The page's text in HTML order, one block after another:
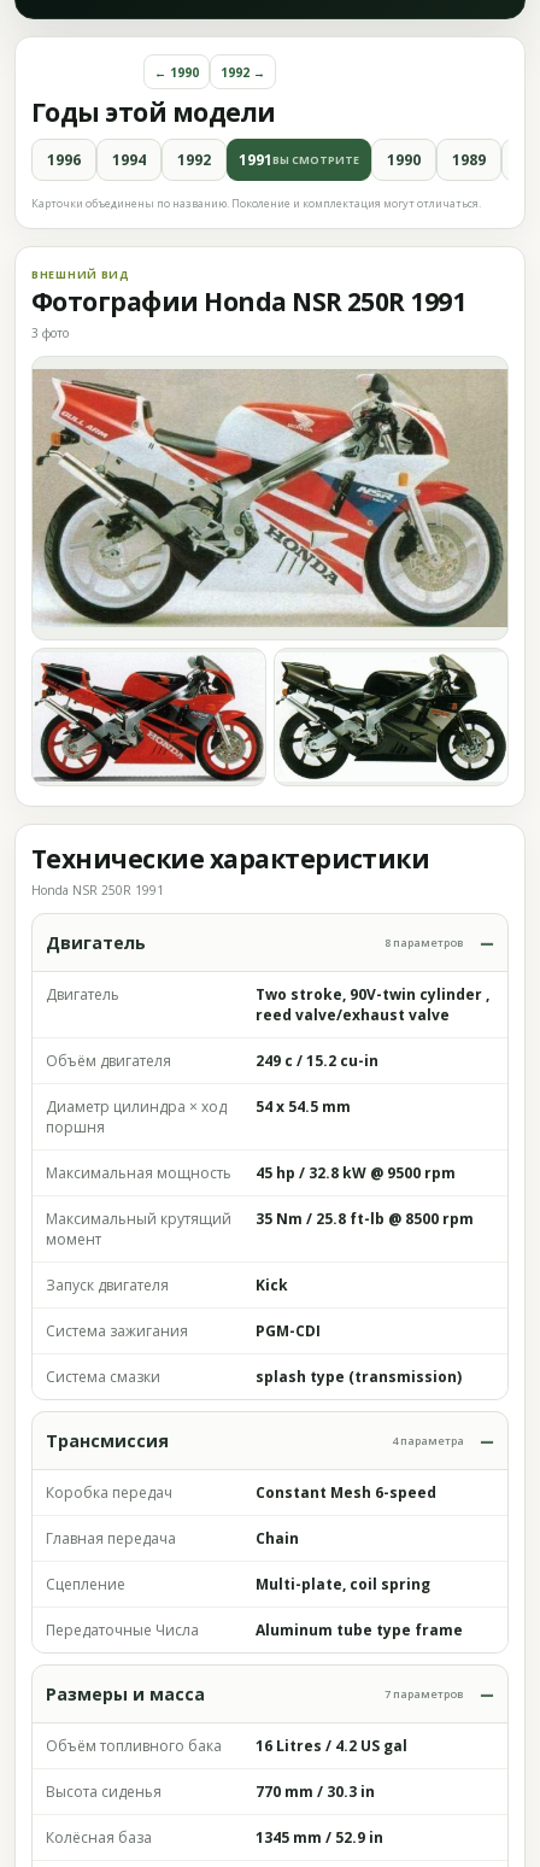
Годы этой модели
← 1990 1992 →
1996 1994 1992 1991ВЫ СМОТРИТЕ 1990 1989
Карточки объединены по названию. Поколение и комплектация могут отличаться.
ВНЕШНИЙ ВИД
Фотографии Honda NSR 250R 1991
3 фото
Технические характеристики
Honda NSR 250R 1991
Двигатель 8 параметров
Двигатель
Two stroke, 90V-twin cylinder ,
reed valve/exhaust valve
Объём двигателя 249 c / 15.2 cu-in
Диаметр цилиндра × ход
поршня
54 x 54.5 mm
Максимальная мощность 45 hp / 32.8 kW @ 9500 rpm
Максимальный крутящий
момент
35 Nm / 25.8 ft-lb @ 8500 rpm
Запуск двигателя Kick
Система зажигания PGM-CDI
Система смазки splash type (transmission)
Трансмиссия 4 параметра
Коробка передач Constant Mesh 6-speed
Главная передача Chain
Сцепление Multi-plate, coil spring
Передаточные Числа Aluminum tube type frame
Размеры и масса 7 параметров
Объём топливного бака 16 Litres / 4.2 US gal
Высота сиденья 770 mm / 30.3 in
Колёсная база 1345 mm / 52.9 in